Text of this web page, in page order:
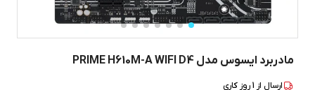
مادربرد ایسوس مدل PRIME H610M-A WIFI D4
ارسال از 1روز کاری